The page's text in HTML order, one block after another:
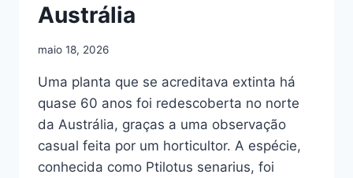
Austrália
maio 18, 2026
Uma planta que se acreditava extinta há
quase 60 anos foi redescoberta no norte
da Austrália, graças a uma observação
casual feita por um horticultor. A espécie,
conhecida como Ptilotus senarius, foi